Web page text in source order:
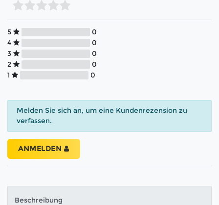
5
0
4
0
3
0
2
0
1
0
Melden Sie sich an, um eine Kundenrezension zu
verfassen.
ANMELDEN
Beschreibung